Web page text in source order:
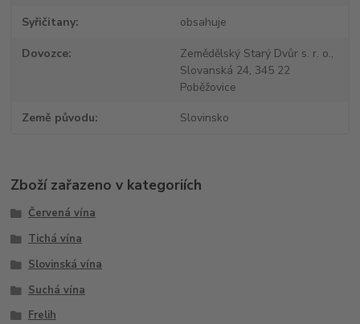
Syřičitany obsahuje
Dovozce
Zemědělský Starý Dvůr s. r. o.,
Slovanská 24, 345 22
Poběžovice
Země původu Slovinsko
Zboží zařazeno v kategoriích
Červená vína
Tichá vína
Slovinská vína
Suchá vína
Frelih